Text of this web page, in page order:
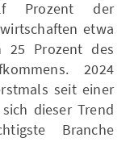
Prozent der
etwa
25 Prozent des
2024
seit einer
dieser Trend
Branche